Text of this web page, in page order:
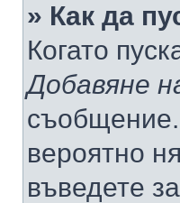
» Как да
Когато
Добавяне
вероятно
въведете